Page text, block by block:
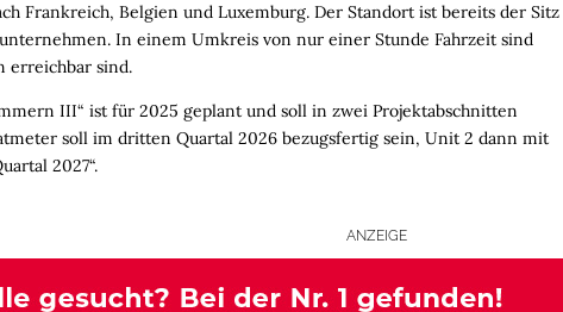
Frankreich, Belgien und Luxemburg. Der Standort ist bereits der Sitz
In einem Umkreis von nur einer Stunde Fahrzeit sind
erreichbar sind.
III“ ist für 2025 geplant und soll in zwei Projekt­abschnitten
soll im dritten Quartal 2026 bezugs­fertig sein, Unit 2 dann mit
2027“.
ANZEIGE